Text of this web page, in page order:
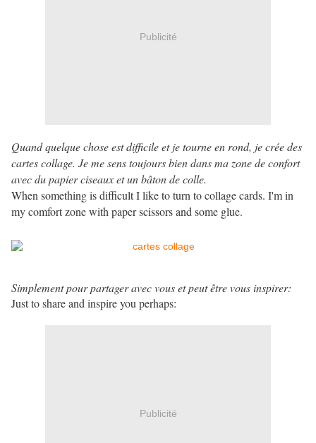
Publicité
Quand quelque chose est difficile et je tourne en rond, je crée des
cartes collage. Je me sens toujours bien dans ma zone de confort
avec du papier ciseaux et un bâton de colle.
When something is difficult I like to turn to collage cards. I'm in
my comfort zone with paper scissors and some glue.
Simplement pour partager avec vous et peut être vous inspirer:
Just to share and inspire you perhaps:
Publicité